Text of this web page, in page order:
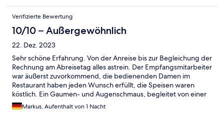
Verifizierte Bewertung
10/10 – Außergewöhnlich
22. Dez. 2023
Sehr schöne Erfahrung. Von der Anreise bis zur Begleichung der
Rechnung am Abreisetag alles astrein. Der Empfangsmitarbeiter
war äußerst zuvorkommend, die bedienenden Damen im
Restaurant haben jeden Wunsch erfüllt, die Speisen waren
köstlich. Ein Gaumen- und Augenschmaus, begleitet von einer
erlesenen Weinkarte. Was will man mehr? Ich freue mich jetzt
schon auf den nächsten Aufenthalt in Dithmarschen
Markus, Aufenthalt von 1 Nacht